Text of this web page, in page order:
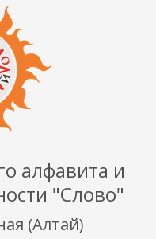
алфавита и
"Слово"
(Алтай)